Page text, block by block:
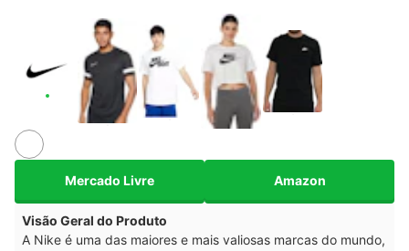
Mercado Livre Amazon
Visão Geral do Produto
A Nike é uma das maiores e mais valiosas marcas do mundo,